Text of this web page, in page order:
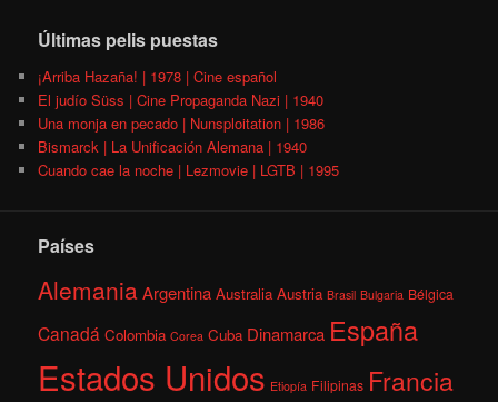
Últimas pelis puestas
¡Arriba Hazaña! | 1978 | Cine español
El judío Süss | Cine Propaganda Nazi | 1940
Una monja en pecado | Nunsploitation | 1986
Bismarck | La Unificación Alemana | 1940
Cuando cae la noche | Lezmovie | LGTB | 1995
Países
AlemaniaArgentina Australia Austria Brasil Bulgaria Bélgica
Canadá Colombia Corea Cuba Dinamarca España
Estados Unidos Etiopía Filipinas Francia